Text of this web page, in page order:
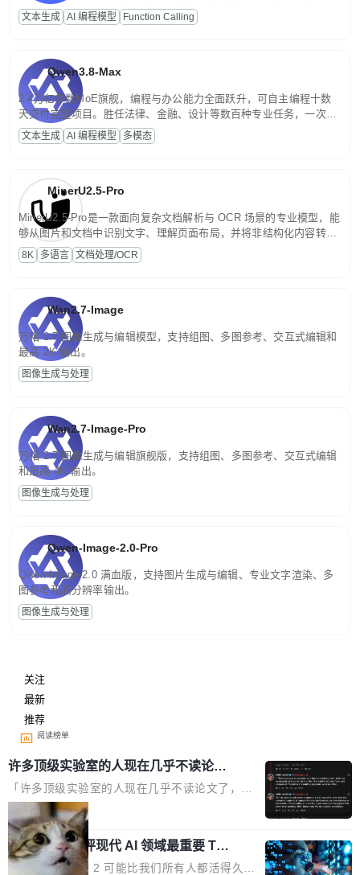
高并发、轻量化任务，适合日常对话、内容创作、基础 RAG、批量
文案处理等普惠刚需场景。
文本生成 AI 编程模型 Function Calling
Qwen3.8-Max
2.4万亿参数MoE旗舰，编程与办公能力全面跃升，可自主编程十数
天交付完整项目。胜任法律、金融、设计等数百种专业任务，一次对
话端到端交付生产级成果。原生视觉理解贯穿规划、执行与验证全流
程，支持超长文档与长视频的深度语义解析。长程任务中自主规划与
文本生成 AI 编程模型 多模态
MinerU2.5-Pro
MinerU2.5-Pro是一款面向复杂文档解析与 OCR 场景的专业模型，能
够从图片和文档中识别文字、理解页面布局，并将非结构化内容转换
为便于存储、检索和二次处理的结构化结果。
8K 多语言 文档处理/OCR
Wan2.7-Image
万相 2.7 图像生成与编辑模型，支持组图、多图参考、交互式编辑和
最高 2K 输出。
图像生成与处理
Wan2.7-Image-Pro
万相 2.7 图像生成与编辑旗舰版，支持组图、多图参考、交互式编辑
和最高 4K 输出。
图像生成与处理
Qwen-Image-2.0-Pro
Qwen-Image-2.0 满血版，支持图片生成与编辑、专业文字渲染、多
图参考和高分辨率输出。
图像生成与处理
关注
最新
推荐
阅读榜单
许多顶级实验室的人现在几乎不读论文
了
「许多顶级实验室的人现在几乎不读论文了，而
且他们认为 ICLR/ICML/NeurIPS 充斥着大量过
度宣传和欺诈。」 OpenAI 研究员 Keller Jorda
n 这条推文引发了广泛讨论。他不是在说风凉
话，他是说出了一个圈内人尽皆知但很少公开捅
局
xAI 前工程师评现代 AI 领域最重要 Top
3 开源项目
Flash Attention 2 可能比我们所有人都活得久。